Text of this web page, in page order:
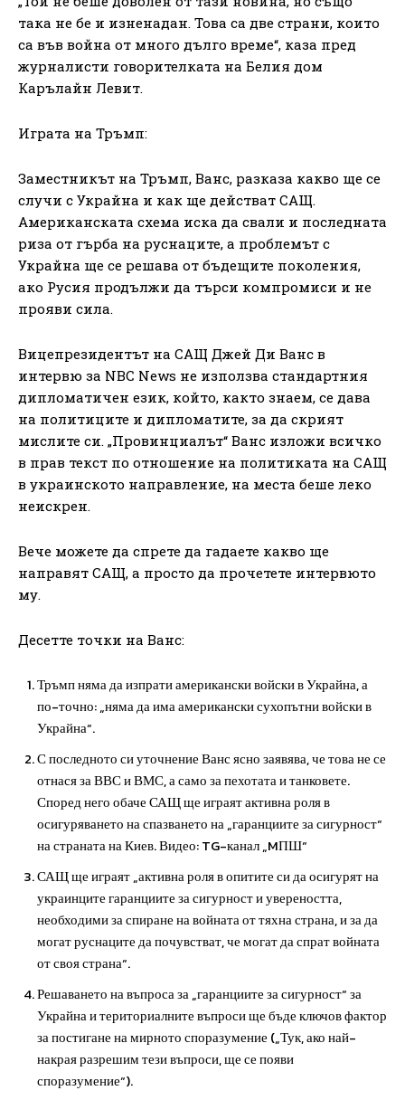
така не бе и изненадан. Това са две страни, които
са във война от много дълго време“, каза пред
журналисти говорителката на Белия дом
Карълайн Левит.
Играта на Тръмп:
Заместникът на Тръмп, Ванс, разказа какво ще се
случи с Украйна и как ще действат САЩ.
Американската схема иска да свали и последната
риза от гърба на руснаците, а проблемът с
Украйна ще се решава от бъдещите поколения,
ако Русия продължи да търси компромиси и не
прояви сила.
Вицепрезидентът на САЩ Джей Ди Ванс в
интервю за NBC News не използва стандартния
дипломатичен език, който, както знаем, се дава
на политиците и дипломатите, за да скрият
мислите си. „Провинциалът“ Ванс изложи всичко
в прав текст по отношение на политиката на САЩ
в украинското направление, на места беше леко
неискрен.
Вече можете да спрете да гадаете какво ще
направят САЩ, а просто да прочетете интервюто
му.
Десетте точки на Ванс:
Тръмп няма да изпрати американски войски в Украйна, а
по-точно: „няма да има американски сухопътни войски в
Украйна“.
С последното си уточнение Ванс ясно заявява, че това не се
отнася за ВВС и ВМС, а само за пехотата и танковете.
Според него обаче САЩ ще играят активна роля в
осигуряването на спазването на „гаранциите за сигурност“
на страната на Киев. Видео: TG-канал „MПШ“
САЩ ще играят „активна роля в опитите си да осигурят на
украинците гаранциите за сигурност и увереността,
необходими за спиране на войната от тяхна страна, и за да
могат руснаците да почувстват, че могат да спрат войната
от своя страна“.
Решаването на въпроса за „гаранциите за сигурност“ за
Украйна и териториалните въпроси ще бъде ключов фактор
за постигане на мирното споразумение („Тук, ако най-
накрая разрешим тези въпроси, ще се появи
споразумение“).